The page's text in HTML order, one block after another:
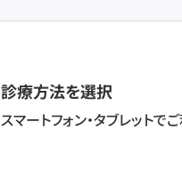
診療方法を選択
スマートフォン・タブレット